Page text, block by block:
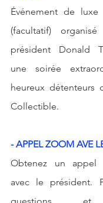
Événement de
(facultatif)
président Donald
une soirée
heureux détenteurs
Collectible.
- APPEL ZOOM AVE
Obtenez un appel
avec le président.
questions et